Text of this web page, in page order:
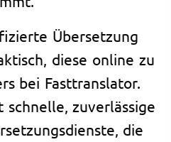
Übersetzung
diese online zu
bei Fasttranslator.
zuverlässige
die